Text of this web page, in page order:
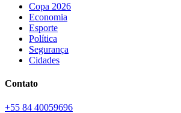
Copa 2026
Economia
Esporte
Política
Segurança
Cidades
Contato
+55 84 40059696